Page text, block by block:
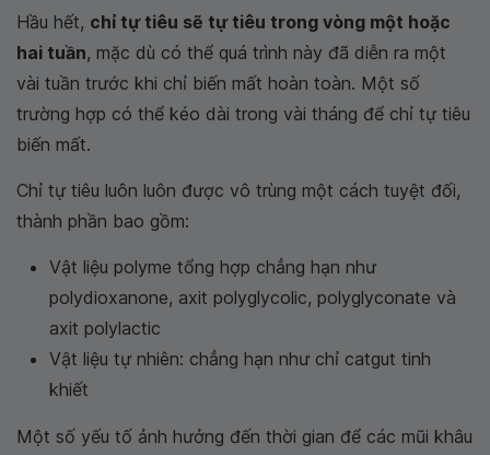
Hầu hết, chỉ tự tiêu sẽ tự tiêu trong vòng một hoặc
hai tuần, mặc dù có thể quá trình này đã diễn ra một
vài tuần trước khi chỉ biến mất hoàn toàn. Một số
trường hợp có thể kéo dài trong vài tháng để chỉ tự tiêu
biến mất.
Chỉ tự tiêu luôn luôn được vô trùng một cách tuyệt đối,
thành phần bao gồm:
Vật liệu polyme tổng hợp chẳng hạn như
polydioxanone, axit polyglycolic, polyglyconate và
axit polylactic
Vật liệu tự nhiên: chẳng hạn như chỉ catgut tinh
khiết
Một số yếu tố ảnh hưởng đến thời gian để các mũi khâu